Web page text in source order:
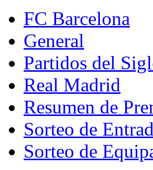
FC Barcelona
General
Partidos del
Real Madrid
Resumen de
Sorteo de
Sorteo de